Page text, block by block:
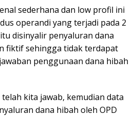
sederhana dan low profil ini
operandi yang terjadi pada 2
disinyalir penyaluran dana
fiktif sehingga tidak terdapat
penggunaan dana hibah
kita jawab, kemudian data
dana hibah oleh OPD